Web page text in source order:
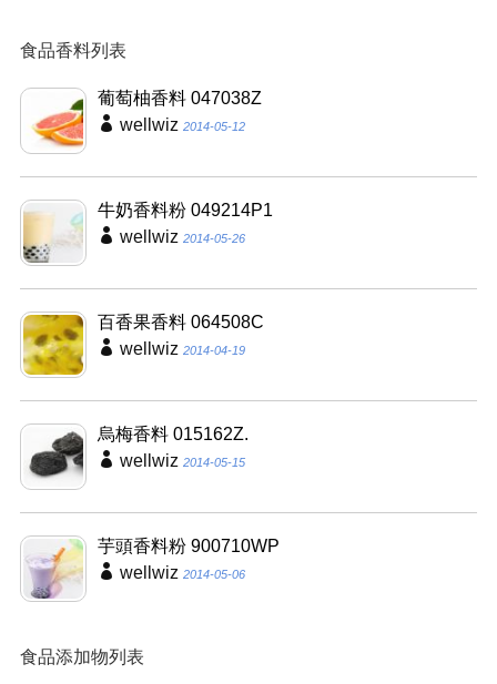
食品香料列表
葡萄柚香料 047038Z
wellwiz 2014-05-12
牛奶香料粉 049214P1
wellwiz 2014-05-26
百香果香料 064508C
wellwiz 2014-04-19
烏梅香料 015162Z.
wellwiz 2014-05-15
芋頭香料粉 900710WP
wellwiz 2014-05-06
食品添加物列表